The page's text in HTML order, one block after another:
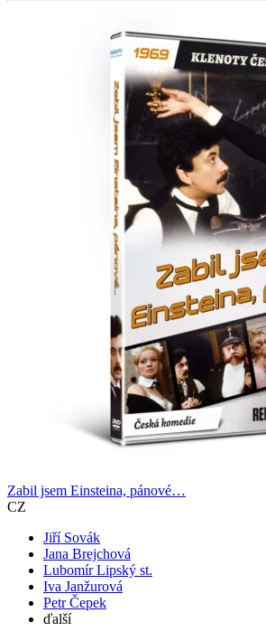
Zabil jsem Einsteina, pánové…
CZ
Jiří Sovák
Jana Brejchová
Lubomír Lipský st.
Iva Janžurová
Petr Čepek
ďalší